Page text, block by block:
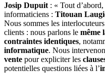
Josip Dupuit : « Tout
informaticiens : Titouan
Nous sommes les
clients : nous parlons le même
contraintes identiques,
informatique. Nous
vente pour expliciter les
potentielles questions liées à l’